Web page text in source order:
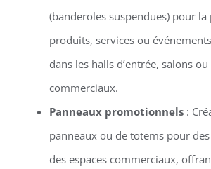
(banderoles suspendues) pour
produits, services ou
dans les halls d’entrée, salons
commerciaux.
Panneaux promotionnels:
panneaux ou de totems pour
des espaces commerciaux,